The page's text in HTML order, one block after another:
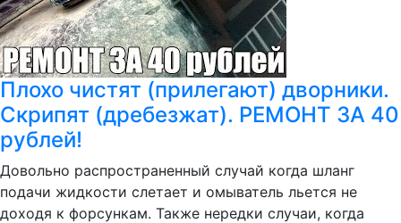
Плохо чистят (прилегают) дворники.
Скрипят (дребезжат). РЕМОНТ ЗА 40
рублей!
Довольно распространенный случай когда шланг
подачи жидкости слетает и омыватель льется не
доходя к форсункам. Также нередки случаи, когда